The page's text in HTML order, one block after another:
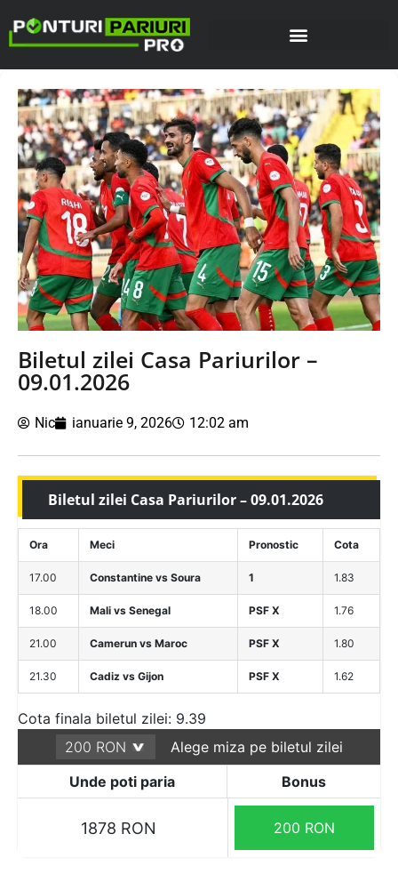
Biletul zilei Casa Pariurilor –
09.01.2026
Nic ianuarie 9, 2026 12:02 am
Biletul zilei Casa Pariurilor – 09.01.2026
Ora Meci Pronostic Cota
17.00 Constantine vs Soura 1 1.83
18.00 Mali vs Senegal PSF X 1.76
21.00 Camerun vs Maroc PSF X 1.80
21.30 Cadiz vs Gijon PSF X 1.62
Cota finala biletul zilei: 9.39
Alege miza pe biletul zilei
Unde poti paria
Bonus
1878 RON 200 RON